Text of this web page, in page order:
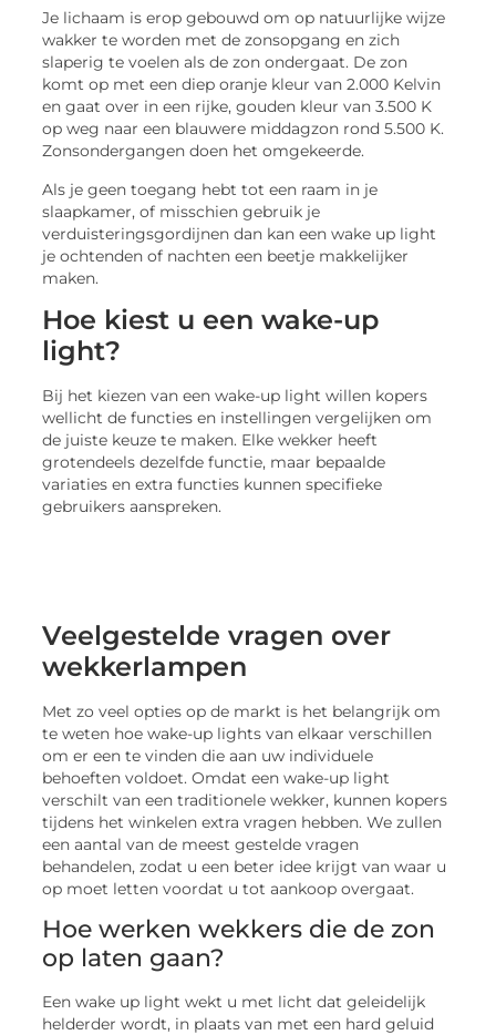
Je lichaam is erop gebouwd om op natuurlijke wijze
wakker te worden met de zonsopgang en zich
slaperig te voelen als de zon ondergaat. De zon
komt op met een diep oranje kleur van 2.000 Kelvin
en gaat over in een rijke, gouden kleur van 3.500 K
op weg naar een blauwere middagzon rond 5.500 K.
Zonsondergangen doen het omgekeerde.
Als je geen toegang hebt tot een raam in je
slaapkamer, of misschien gebruik je
verduisteringsgordijnen dan kan een wake up light
je ochtenden of nachten een beetje makkelijker
maken.
Hoe kiest u een wake-up
light?
Bij het kiezen van een wake-up light willen kopers
wellicht de functies en instellingen vergelijken om
de juiste keuze te maken. Elke wekker heeft
grotendeels dezelfde functie, maar bepaalde
variaties en extra functies kunnen specifieke
gebruikers aanspreken.
Veelgestelde vragen over
wekkerlampen
Met zo veel opties op de markt is het belangrijk om
te weten hoe wake-up lights van elkaar verschillen
om er een te vinden die aan uw individuele
behoeften voldoet. Omdat een wake-up light
verschilt van een traditionele wekker, kunnen kopers
tijdens het winkelen extra vragen hebben. We zullen
een aantal van de meest gestelde vragen
behandelen, zodat u een beter idee krijgt van waar u
op moet letten voordat u tot aankoop overgaat.
Hoe werken wekkers die de zon
op laten gaan?
Een wake up light wekt u met licht dat geleidelijk
helderder wordt, in plaats van met een hard geluid